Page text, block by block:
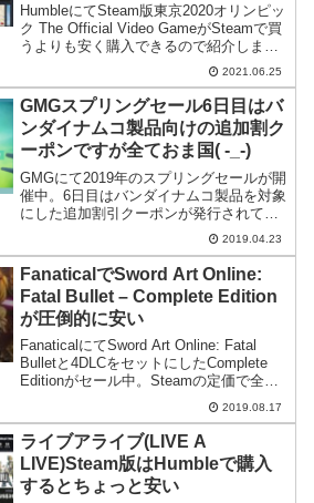
HumbleにてSteam版東京2020オリンピッ
ク The Official Video GameがSteamで買
うよりも安く購入できるので紹介しま
す。このゲームまでおま値で日本人向け
に高額設定するセガの神経を疑います。
2021.06.25
GMGスプリングセール6日目はバ
ンダイナムコ製品向けの追加割ク
ーポンですが全ておま国( -_-)
GMGにて2019年のスプリングセールが開
催中。6日目はバンダイナムコ製品を対象
にした追加割引クーポンが発行されてい
ます。が、日本からはおま国で何も見え
2019.04.23
FanaticalでSword Art Online:
Fatal Bullet – Complete Edition
が圧倒的に安い
FanaticalにてSword Art Online: Fatal
Bulletと4DLCをセットにしたComplete
Editionがセール中。Steamの定価で全て
揃えた場合に比べると9,000円ほど安くな
2019.08.17
ライブアライブ(LIVE A
LIVE)Steam版はHumbleで購入
するとちょっと安い